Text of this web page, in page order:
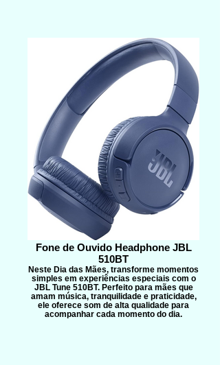
Fone de Ouvido Headphone JBL
510BT
Neste Dia das Mães, transforme momentos
simples em experiências especiais com o
JBL Tune 510BT. Perfeito para mães que
amam música, tranquilidade e praticidade,
ele oferece som de alta qualidade para
acompanhar cada momento do dia.